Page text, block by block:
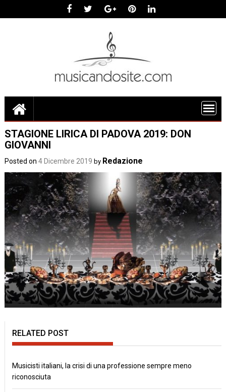
STAGIONE LIRICA DI PADOVA 2019: DON
GIOVANNI
Posted on4 Dicembre 2019 by Redazione
RELATED POST
Musicisti italiani, la crisi di una professione sempre meno
riconosciuta